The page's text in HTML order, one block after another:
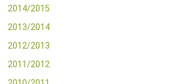
2014/2015
2013/2014
2012/2013
2011/2012